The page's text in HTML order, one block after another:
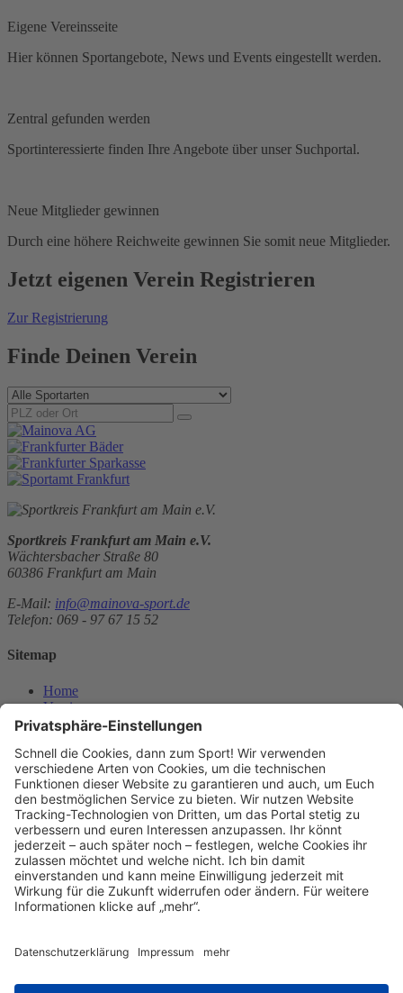
Eigene Vereinsseite
Hier können Sportangebote, News und Events eingestellt werden.
Zentral gefunden werden
Sportinteressierte finden Ihre Angebote über unser Suchportal.
Neue Mitglieder gewinnen
Durch eine höhere Reichweite gewinnen Sie somit neue Mitglieder.
Jetzt eigenen Verein Registrieren
Zur Registrierung
Finde Deinen Verein
Sportkreis Frankfurt am Main e.V.
Wächtersbacher Straße 80
60386 Frankfurt am Main
E-Mail: info@mainova-sport.de
Telefon: 069 - 97 67 15 52
Sitemap
Home
Vereine
Events
News
Über uns
Kontakt
Das Projekt
Team
Partnersportkreise
Mediathek
Downloads
Verein registrieren